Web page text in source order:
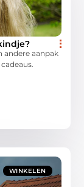
andere aanpak
WINKELEN